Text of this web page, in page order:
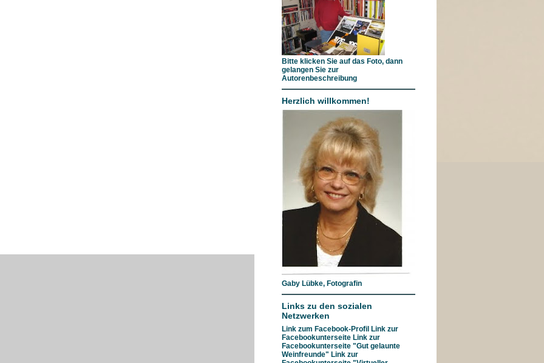
Bitte klicken Sie auf das Foto, dann
gelangen Sie zur
Autorenbeschreibung
Herzlich willkommen!
Gaby Lübke, Fotografin
Links zu den sozialen
Netzwerken
Link zum Facebook-Profil Link zur
Facebookunterseite Link zur
Facebookunterseite "Gut gelaunte
Weinfreunde" Link zur